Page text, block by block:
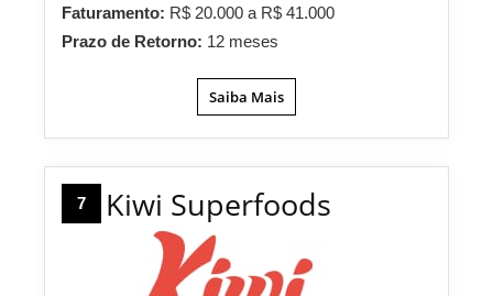
Faturamento: R$ 20.000 a R$ 41.000
Prazo de Retorno: 12 meses
Saiba Mais
7 Kiwi Superfoods